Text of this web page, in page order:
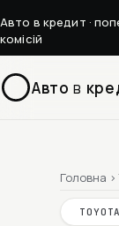
Авто в кредит ·
комісій
Авто в
Головна ›